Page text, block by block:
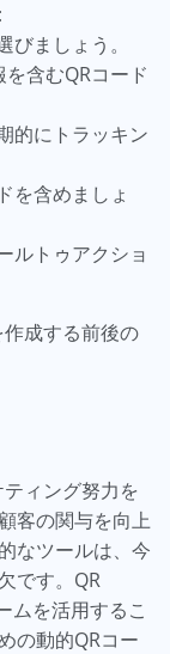
びましょう。
含むQRコード
的にトラッキン
を含めましょ
ルトゥアクショ
成する前後の
ィング努力を
客の関与を向上
なツールは、今
です。QR
ムを活用するこ
の動的QRコー